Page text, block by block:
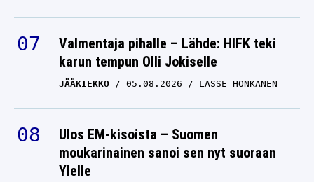
Valmentaja pihalle – Lähde: HIFK teki
karun tempun Olli Jokiselle
JÄÄKIEKKO 05.08.2026 LASSE HONKANEN
Ulos EM-kisoista – Suomen
moukarinainen sanoi sen nyt suoraan
Ylelle